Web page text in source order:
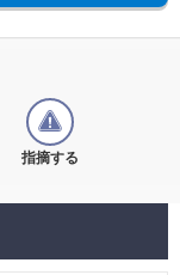
指摘する